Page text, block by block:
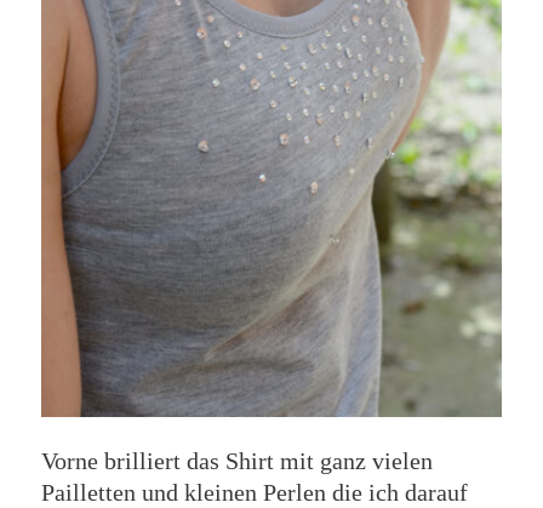
Vorne brilliert das Shirt mit ganz vielen
Pailletten und kleinen Perlen die ich darauf